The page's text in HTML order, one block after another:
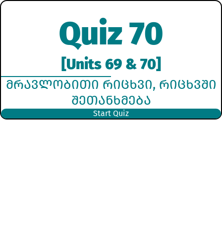
Quiz 70
[Units 69 & 70]
ᲛᲠᲐᲕᲚᲝᲑᲘᲗᲘ ᲠᲘᲪᲮᲕᲘ, ᲠᲘᲪᲮᲕᲨᲘ
ᲨᲔᲗᲐᲜᲮᲛᲔᲑᲐ
Start Quiz